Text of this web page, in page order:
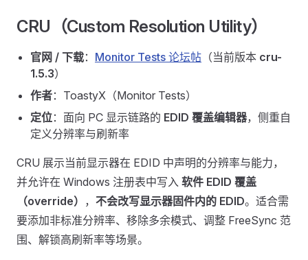
CRU（Custom Resolution Utility）
官网 / 下载： Monitor Tests 论坛帖 （当前版本 cru-
1.5.3）
作者：ToastyX（Monitor Tests）
定位：面向 PC 显示链路的 EDID 覆盖编辑器，侧重自
定义分辨率与刷新率
CRU 展示当前显示器在 EDID 中声明的分辨率与能力，
并允许在 Windows 注册表中写入 软件 EDID 覆盖
（override） ， 不会改写显示器固件内的 EDID。适合需
要添加非标准分辨率、移除多余模式、调整 FreeSync 范
围、解锁高刷新率等场景。